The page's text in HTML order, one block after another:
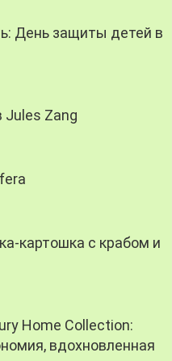
День защиты детей в
Jules Zang
картошка с крабом и
Home Collection:
вдохновленная